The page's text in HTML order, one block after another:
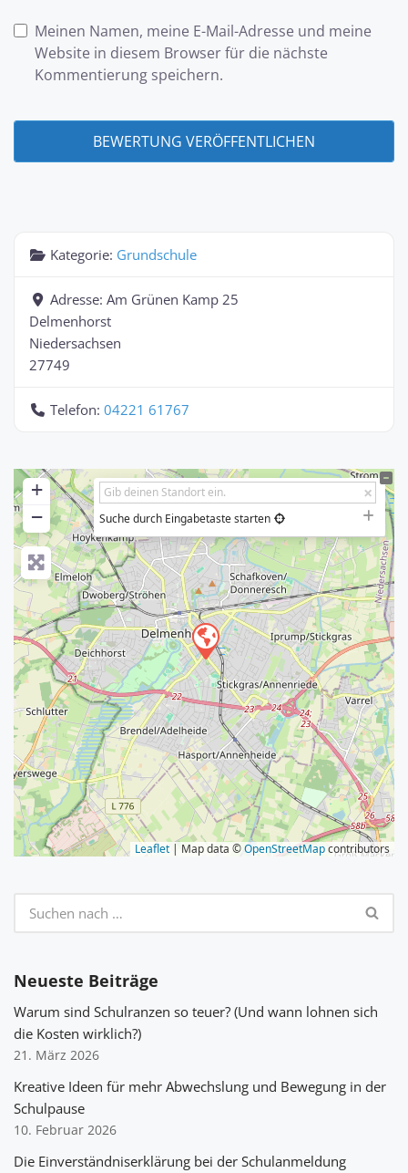
Meinen Namen, meine E-Mail-Adresse und meine
Website in diesem Browser für die nächste
Kommentierung speichern.
Kategorie: Grundschule
Adresse: Am Grünen Kamp 25
Delmenhorst
Niedersachsen
27749
Telefon: 04221 61767
+
−
Suche durch Eingabetaste starten
Leaflet | Map data ©OpenStreetMapcontributors
Neueste Beiträge
Warum sind Schulranzen so teuer? (Und wann lohnen sich
die Kosten wirklich?)
21. März 2026
Kreative Ideen für mehr Abwechslung und Bewegung in der
Schulpause
10. Februar 2026
Die Einverständniserklärung bei der Schulanmeldung